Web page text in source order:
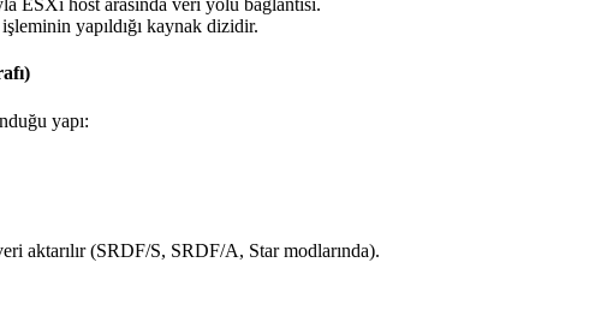
ESXi host arasında veri yolu bağlantısı.
yapıldığı kaynak dizidir.
yapı:
aktarılır (SRDF/S, SRDF/A, Star modlarında).